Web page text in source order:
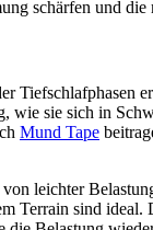
schärfen und
sie sich in
Mund Tape
leichter
Terrain sind